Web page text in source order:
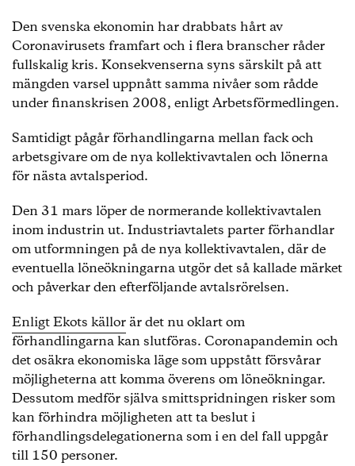
Den svenska ekonomin har drabbats hårt av
Coronavirusets framfart och i flera branscher råder
fullskalig kris. Konsekvenserna syns särskilt på att
mängden varsel uppnått samma nivåer som rådde
under finanskrisen 2008, enligt Arbetsförmedlingen.
Samtidigt pågår förhandlingarna mellan fack och
arbetsgivare om de nya kollektivavtalen och lönerna
för nästa avtalsperiod.
Den 31 mars löper de normerande kollektivavtalen
inom industrin ut. Industriavtalets parter förhandlar
om utformningen på de nya kollektivavtalen, där de
eventuella löneökningarna utgör det så kallade märket
och påverkar den efterföljande avtalsrörelsen.
Enligt Ekots källor är det nu oklart om
förhandlingarna kan slutföras. Coronapandemin och
det osäkra ekonomiska läge som uppstått försvårar
möjligheterna att komma överens om löneökningar.
Dessutom medför själva smittspridningen risker som
kan förhindra möjligheten att ta beslut i
förhandlingsdelegationerna som i en del fall uppgår
till 150 personer.